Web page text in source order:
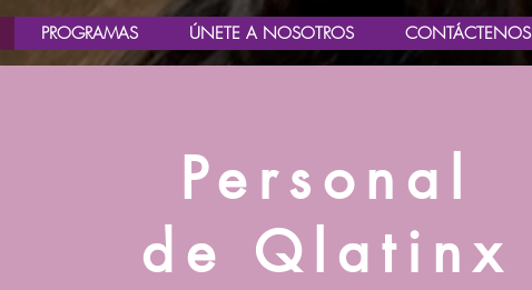
PROGRAMAS ÚNETE A NOSOTROS CONTÁCTENOS
Personal
de Qlatinx